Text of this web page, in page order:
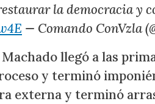
la democracia y
— Comando ConVzla
llegó a las
y terminó
externa y terminó